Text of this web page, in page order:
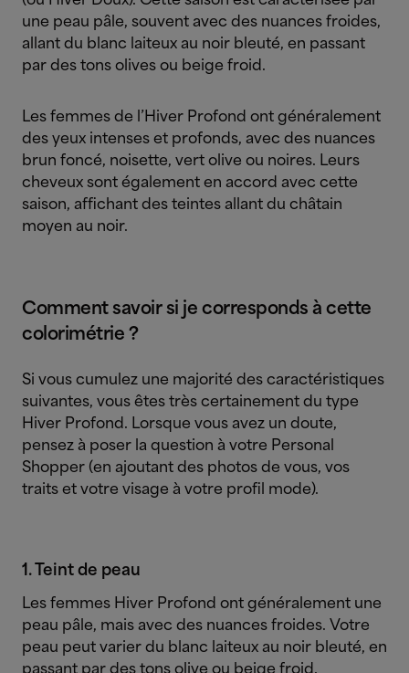
une peau pâle, souvent avec des nuances froides,
allant du blanc laiteux au noir bleuté, en passant
par des tons olives ou beige froid.
Les femmes de l’Hiver Profond ont généralement
des yeux intenses et profonds, avec des nuances
brun foncé, noisette, vert olive ou noires. Leurs
cheveux sont également en accord avec cette
saison, affichant des teintes allant du châtain
moyen au noir.
Comment savoir si je corresponds à cette
colorimétrie ?
Si vous cumulez une majorité des caractéristiques
suivantes, vous êtes très certainement du type
Hiver Profond. Lorsque vous avez un doute,
pensez à poser la question à votre Personal
Shopper (en ajoutant des photos de vous, vos
traits et votre visage à votre profil mode).
1. Teint de peau
Les femmes Hiver Profond ont généralement une
peau pâle, mais avec des nuances froides. Votre
peau peut varier du blanc laiteux au noir bleuté, en
passant par des tons olive ou beige froid.